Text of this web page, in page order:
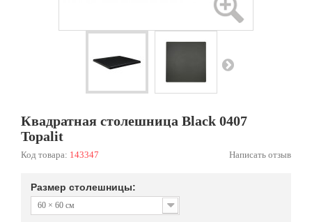
Квадратная столешница Black 0407
Topalit
Код товара: 143347 Написать отзыв
Размер столешницы:
60 × 60 см